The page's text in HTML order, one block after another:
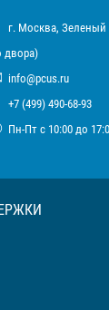
г. Москва, Зеленый
двора)
info@pcus.ru
+7 (499) 490-68-93
Пн-Пт с 10:00 до